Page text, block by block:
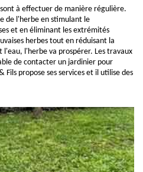
à effectuer de manière régulière.
de l'herbe en stimulant le
et en éliminant les extrémités
herbes tout en réduisant la
l'herbe va prospérer. Les travaux
de contacter un jardinier pour
propose ses services et il utilise des